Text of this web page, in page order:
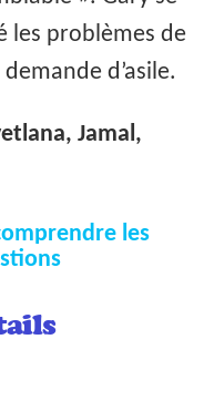
les problèmes de
d’asile.
Jamal,
les